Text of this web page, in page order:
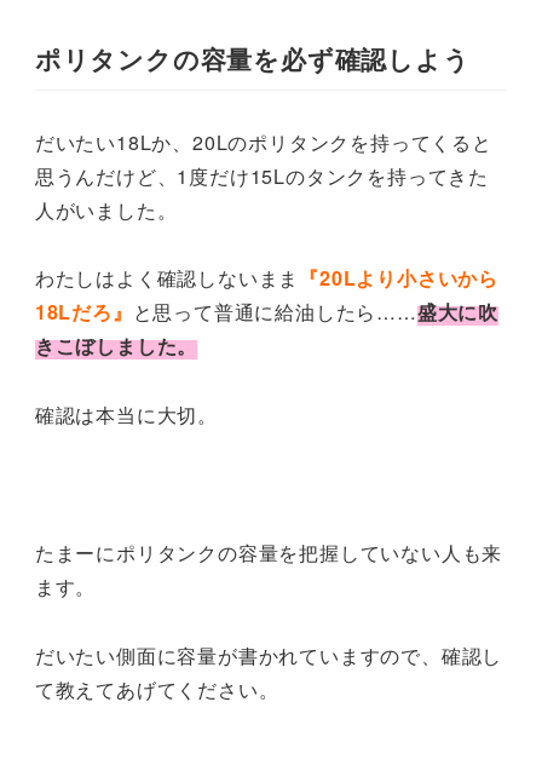
ポリタンクの容量を必ず確認しよう
だいたい18Lか、20Lのポリタンクを持ってくると
思うんだけど、1度だけ15Lのタンクを持ってきた
人がいました。
わたしはよく確認しないまま
『20Lより小さいから
18Lだろ』 と思って普通に給油したら……盛大に吹
きこぼしました。
確認は本当に大切。
たまーにポリタンクの容量を把握していない人も来
ます。
だいたい側面に容量が書かれていますので、確認し
て教えてあげてください。